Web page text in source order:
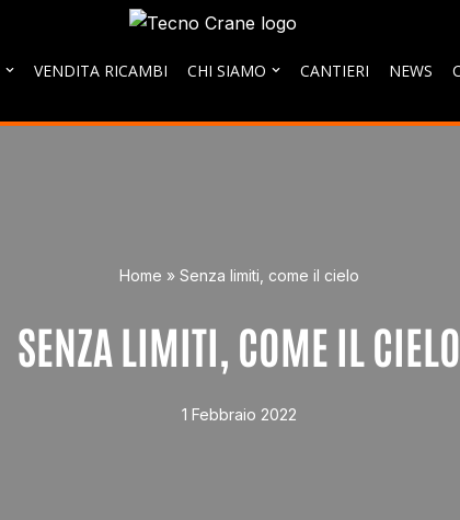
VENDITA RICAMBI CHI SIAMO CANTIERI NEWS
Home » Senza limiti, come il cielo
SENZA LIMITI, COME IL CIELO
1 Febbraio 2022